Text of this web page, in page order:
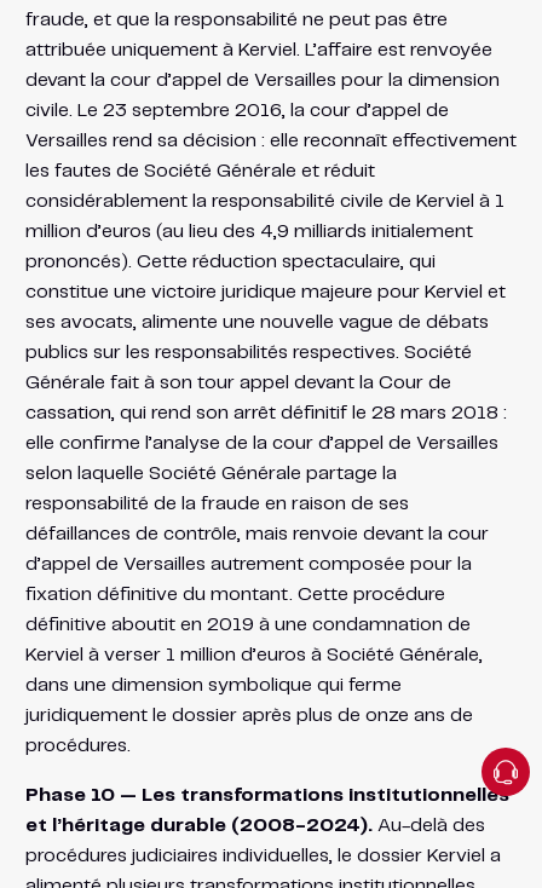
fraude, et que la responsabilité ne peut pas être
attribuée uniquement à Kerviel. L’affaire est renvoyée
devant la cour d’appel de Versailles pour la dimension
civile. Le 23 septembre 2016, la cour d’appel de
Versailles rend sa décision : elle reconnaît effectivement
les fautes de Société Générale et réduit
considérablement la responsabilité civile de Kerviel à 1
million d’euros (au lieu des 4,9 milliards initialement
prononcés). Cette réduction spectaculaire, qui
constitue une victoire juridique majeure pour Kerviel et
ses avocats, alimente une nouvelle vague de débats
publics sur les responsabilités respectives. Société
Générale fait à son tour appel devant la Cour de
cassation, qui rend son arrêt définitif le 28 mars 2018 :
elle confirme l’analyse de la cour d’appel de Versailles
selon laquelle Société Générale partage la
responsabilité de la fraude en raison de ses
défaillances de contrôle, mais renvoie devant la cour
d’appel de Versailles autrement composée pour la
fixation définitive du montant. Cette procédure
définitive aboutit en 2019 à une condamnation de
Kerviel à verser 1 million d’euros à Société Générale,
dans une dimension symbolique qui ferme
juridiquement le dossier après plus de onze ans de
procédures.
Phase 10 — Les transformations institutionnelles
et l’héritage durable (2008-2024).Au-delà des
procédures judiciaires individuelles, le dossier Kerviel a